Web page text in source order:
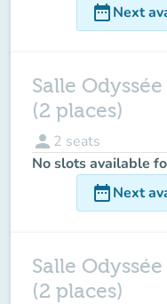
date_rangeNext
Salle
(2 places)
person 2 seats
No slots available
date_rangeNext
Salle
(2 places)